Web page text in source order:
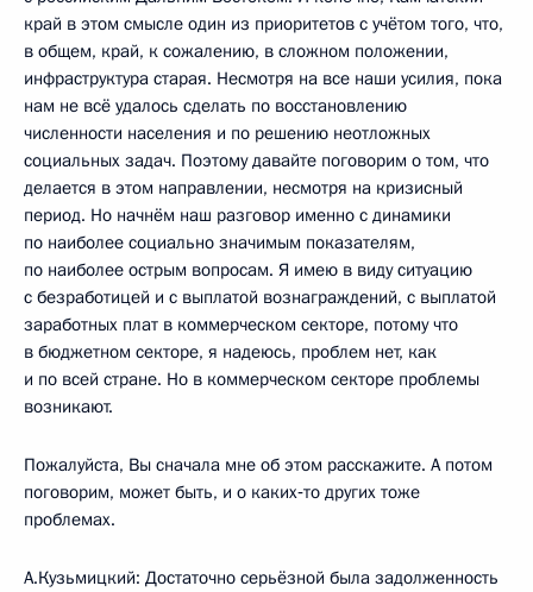
край в этом смысле один из приоритетов с учётом того, что,
в общем, край, к сожалению, в сложном положении,
инфраструктура старая. Несмотря на все наши усилия, пока
нам не всё удалось сделать по восстановлению
численности населения и по решению неотложных
социальных задач. Поэтому давайте поговорим о том, что
делается в этом направлении, несмотря на кризисный
период. Но начнём наш разговор именно с динамики
по наиболее социально значимым показателям,
по наиболее острым вопросам. Я имею в виду ситуацию
с безработицей и с выплатой вознаграждений, с выплатой
заработных плат в коммерческом секторе, потому что
в бюджетном секторе, я надеюсь, проблем нет, как
и по всей стране. Но в коммерческом секторе проблемы
возникают.
Пожалуйста, Вы сначала мне об этом расскажите. А потом
поговорим, может быть, и о каких‑то других тоже
проблемах.
А.Кузьмицкий: Достаточно серьёзной была задолженность